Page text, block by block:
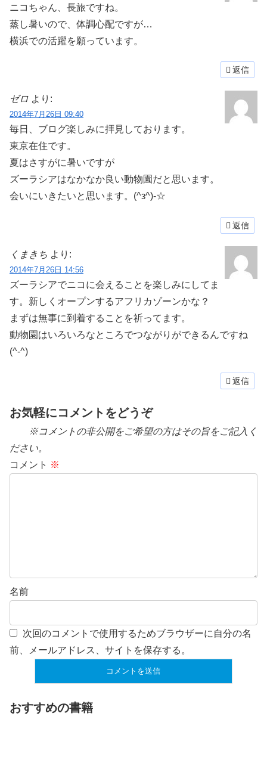
ニコちゃん、長旅ですね。
蒸し暑いので、体調心配ですが…
横浜での活躍を願っています。
返信
ゼロ より:
2014年7月26日 09:40
毎日、ブログ楽しみに拝見しております。
東京在住です。
夏はさすがに暑いですが
ズーラシアはなかなか良い動物園だと思います。
会いにいきたいと思います。(^з^)-☆
返信
くまきち より:
2014年7月26日 14:56
ズーラシアでニコに会えることを楽しみにしてま
す。新しくオープンするアフリカゾーンかな？
まずは無事に到着することを祈ってます。
動物園はいろいろなところでつながりができるんですね
(^-^)
返信
お気軽にコメントをどうぞ
※コメントの非公開をご希望の方はその旨をご記入く
ださい。
コメント ※
名前
次回のコメントで使用するためブラウザーに自分の名
前、メールアドレス、サイトを保存する。
おすすめの書籍